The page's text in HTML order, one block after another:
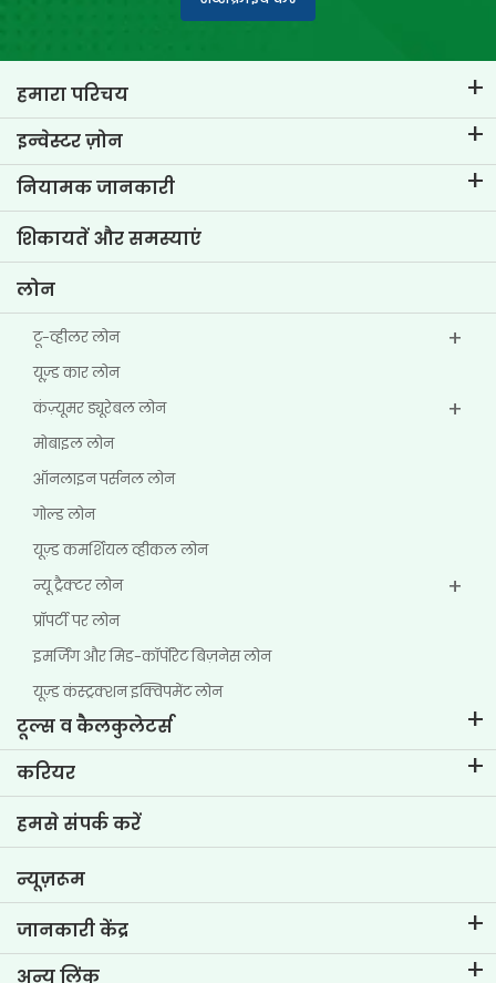
हमारा परिचय
टीवीएस क्रेडिट का परिचय
हमारे ब्रांड के बारे में जानें
मुख्य प्रोफाइल्स
इन्वेस्टर ज़ोन
कॉर्पोरेट गवर्नेंस
इन्वेस्टर संबंधी जानकारी
नियामक जानकारी
पॉलिसी
अन्य डिस्क्लोज़र
शिकायतें और समस्याएं
लोन
टू-व्हीलर लोन
यूज्‍़ड कार लोन
कंज़्यूमर ड्यूरेबल लोन
मोबाइल लोन
ऑनलाइन पर्सनल लोन
गोल्ड लोन
यूज़्ड कमर्शियल व्हीकल लोन
न्यू ट्रैक्टर लोन
प्रॉपर्टी पर लोन
इमर्जिंग और मिड-कॉर्पोरेट बिज़नेस लोन
यूज़्ड कंस्ट्रक्शन इक्विपमेंट लोन
टूल्स व कैलकुलेटर्स
ईएमआई कैलकुलेटर
टू-व्हीलर लोन ईएमआई कैलकुलेटर
कार वैल्यूएशन टूल
करियर
टीवीएस क्रेडिट में जीवन
वर्तमान रिक्तियां
हमसे संपर्क करें
न्यूज़रूम
जानकारी केंद्र
ब्लॉग्स
अन्य लिंक